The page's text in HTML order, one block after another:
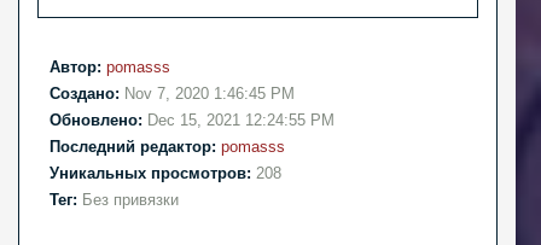
Автор: pomasss
Создано: Nov 7, 2020 1:46:45 PM
Обновлено: Dec 15, 2021 12:24:55 PM
Последний редактор: pomasss
Уникальных просмотров: 208
Тег: Без привязки